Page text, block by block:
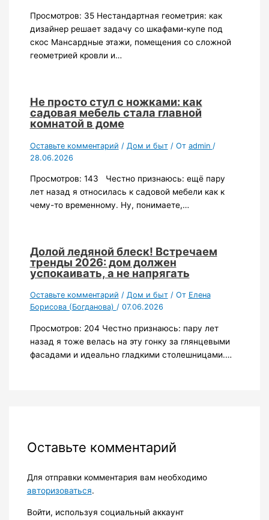
Просмотров: 35 Нестандартная геометрия: как
дизайнер решает задачу со шкафами-купе под
скос Мансардные этажи, помещения со сложной
геометрией кровли и…
Не просто стул с ножками: как
садовая мебель стала главной
комнатой в доме
Оставьте комментарий / Дом и быт/ От admin /
28.06.2026
Просмотров: 143 Честно признаюсь: ещё пару
лет назад я относилась к садовой мебели как к
чему-то временному. Ну, понимаете,…
Долой ледяной блеск! Встречаем
тренды 2026: дом должен
успокаивать, а не напрягать
Оставьте комментарий / Дом и быт/ От Елена
Борисова (Богданова) / 07.06.2026
Просмотров: 204 Честно признаюсь: пару лет
назад я тоже велась на эту гонку за глянцевыми
фасадами и идеально гладкими столешницами.…
Оставьте комментарий
Для отправки комментария вам необходимо
авторизоваться.
Войти, используя социальный аккаунт